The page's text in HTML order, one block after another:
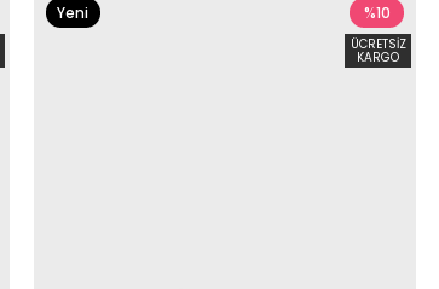
%10
ÜCRETSIZ
KARGO
Yeni